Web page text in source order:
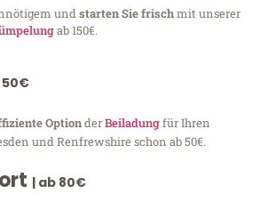
undstarten Sie frischmit unserer
ab 150€.
50€
OptionderBeiladungfür Ihren
und Renfrewshire schon ab 50€.
| ab 80€